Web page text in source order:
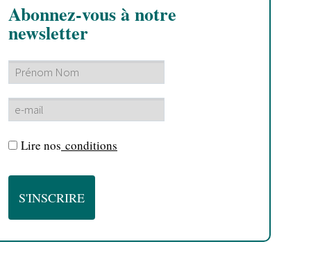
Abonnez-vous à notre
newsletter
Lire nos conditions